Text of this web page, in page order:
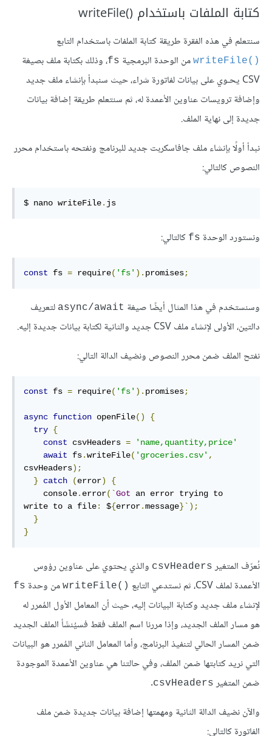
كتابة الملفات باستخدام ‎writeFile()‎
سنتعلم في هذه الفقرة طريقة كتابة الملفات باستخدام التابع
‎writeFile()‎ من الوحدة البرمجية ‎fs‎، وذلك بكتابة ملف بصيغة
CSV يحـوي على بيانات لفاتورة شراء، حيث سنبدأ بإنشاء ملف جديد
وإضافة ترويسات عناوين الأعمدة له، ثم سنتعلم طريقة إضافة بيانات
جديدة إلى نهاية الملف.
نبدأ أولًا بإنشاء ملف جافاسكربت جديد للبرنامج ونفتحه باستخدام محرر
النصوص كالتالي:
$ nano writeFile. js
ونستورد الوحدة ‎fs‎ كالتالي:
const fs = require( 'fs' ). promises;
وسنستخدم في هذا المثال أيضًا صيغة ‎async/await‎ لتعريف
دالتين، الأولى لإنشاء ملف CSV جديد والثانية لكتابة بيانات جديدة إليه.
نفتح الملف ضمن محرر النصوص ونضيف الدالة التالي:
const fs = require( 'fs' ). promises;
async function openFile()
{
try {
const csvHeaders =
'name,quantity,price'
await fs.writeFile( 'groceries.csv' ,
csvHeaders);
}
catch (error)
{
    console
. error(`Got an error trying to
write to a file: ${error.message}`);
}
}
نُعرّف المتغير ‎csvHeaders‎ والذي يحتوي على عناوين رؤوس
الأعمدة لملف CSV، ثم نستدعي التابع
‎writeFile()‎ من وحدة ‎fs‎
لإنشاء ملف جديد وكتابة البيانات إليه، حيث أن المعامل الأول المُمرر له
هو مسار الملف الجديد، وإذا مررنا اسم الملف فقط فسيُنشَأ الملف الجديد
ضمن المسار الحالي لتنفيذ البرنامج، وأما المعامل الثاني المُمرر هو البيانات
التي نريد كتابتها ضمن الملف، وفي حالتنا هي عناوين الأعمدة الموجودة
ضمن المتغير ‎csvHeaders‎
.
والآن نضيف الدالة الثانية ومهمتها إضافة بيانات جديدة ضمن ملف
الفاتورة كالتالي: